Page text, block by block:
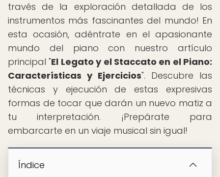
través de la exploración detallada de los
instrumentos más fascinantes del mundo! En
esta ocasión, adéntrate en el apasionante
mundo del piano con nuestro artículo
principal "El Legato y el Staccato en el Piano:
Características y Ejercicios". Descubre las
técnicas y ejecución de estas expresivas
formas de tocar que darán un nuevo matiz a
tu interpretación. ¡Prepárate para
embarcarte en un viaje musical sin igual!
Índice